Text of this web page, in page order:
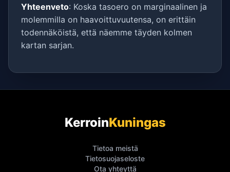
Yhteenveto: Koska tasoero on marginaalinen ja
molemmilla on haavoittuvuutensa, on erittäin
todennäköistä, että näemme täyden kolmen
kartan sarjan.
KerroinKuningas
Tietoa meistä
Tietosuojaseloste
Ota yhteyttä